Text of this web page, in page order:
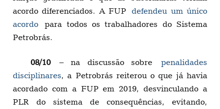
acordo diferenciados. A FUPdefendeu um único
acordo para todos os trabalhadores do Sistema
Petrobrás.
08/10– na discussão sobre penalidades
disciplinares, a Petrobrás reiterou o que já havia
acordado com a FUP em 2019, desvinculando a
PLR do sistema de consequências, evitando,